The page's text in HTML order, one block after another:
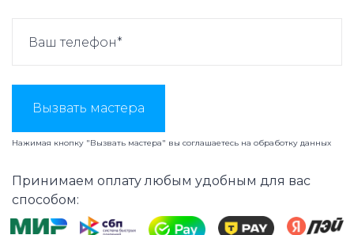
Вызвать мастера
Нажимая кнопку "Вызвать мастера" вы соглашаетесь на обработку данных
Принимаем оплату любым удобным для вас
способом: